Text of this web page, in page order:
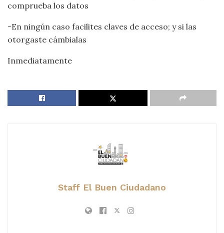
comprueba los datos
-En ningún caso facilites claves de acceso; y si las
otorgaste cámbialas
Inmediatamente
Staff El Buen Ciudadano